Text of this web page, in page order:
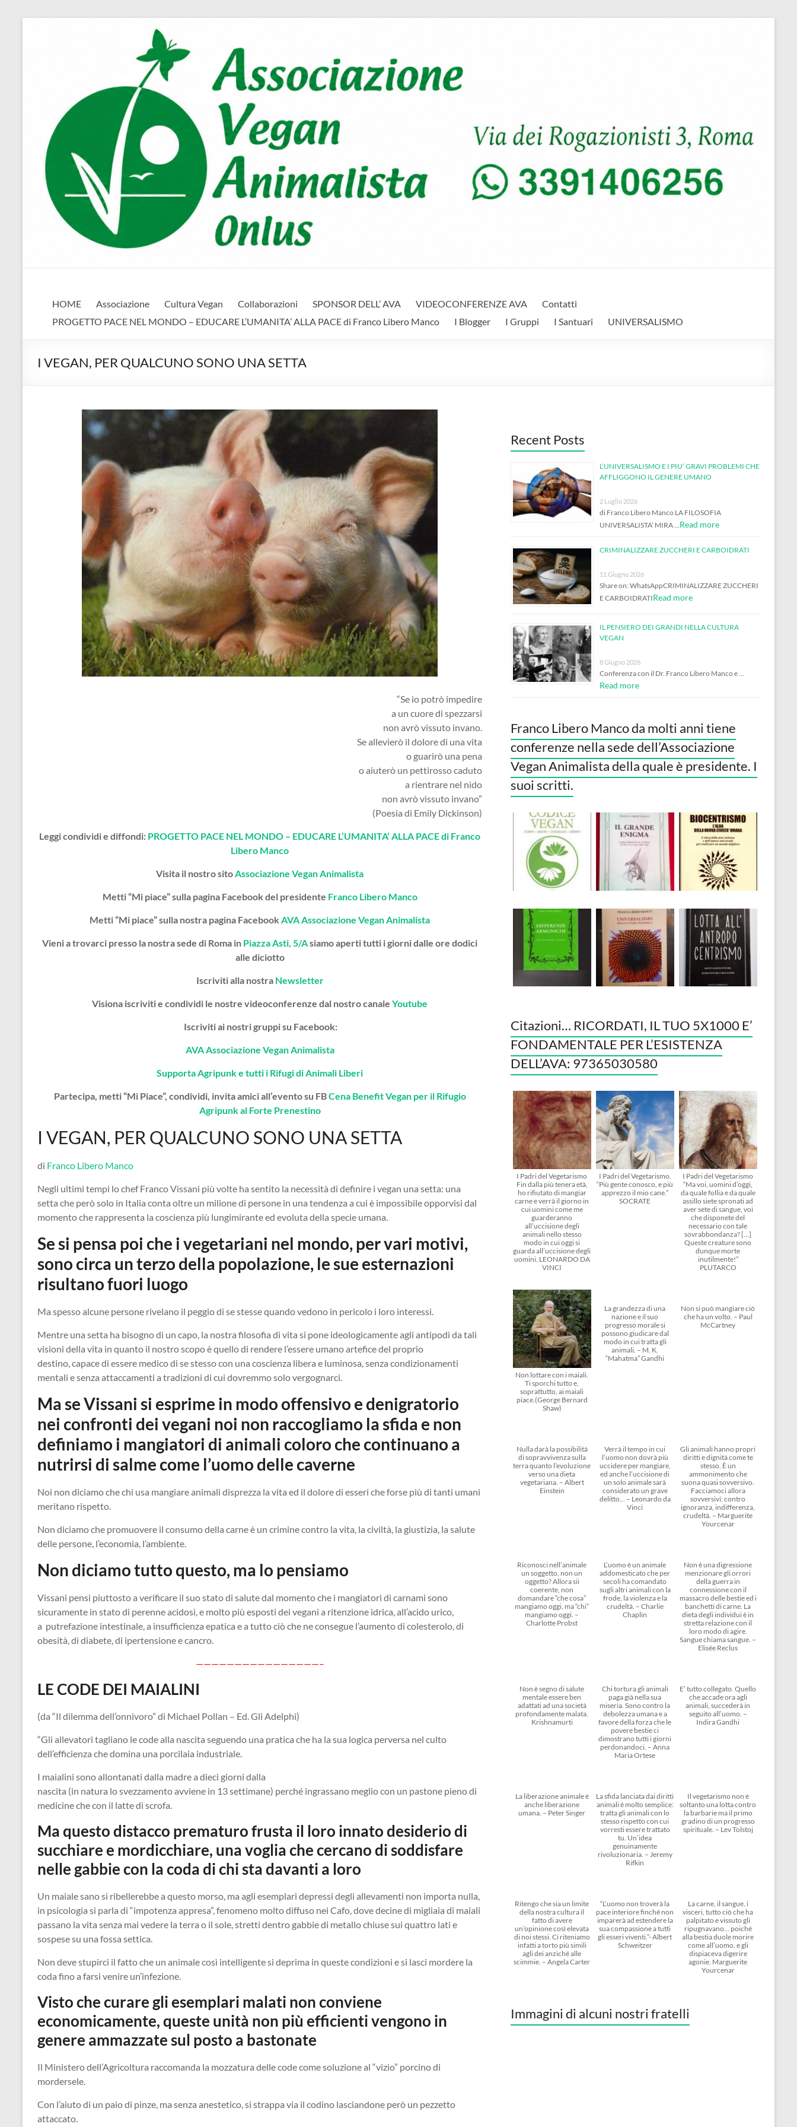
AVA
HOME
Associazione Cultura Vegan Collaborazioni SPONSOR DELL’ AVA VIDEOCONFERENZE AVA
Contatti
PROGETTO PACE NEL MONDO – EDUCARE L’UMANITA’ ALLA PACE di Franco Libero Manco
I Blogger I Gruppi I Santuari UNIVERSALISMO
I VEGAN, PER QUALCUNO SONO UNA SETTA
“Se io potrò impedire
a un cuore di spezzarsi
non avrò vissuto invano.
Se allevierò il dolore di una vita
o guarirò una pena
o aiuterò un pettirosso caduto
a rientrare nel nido
non avrò vissuto invano”
(Poesia di Emily Dickinson)
Leggi condividi e diffondi: PROGETTO PACE NEL MONDO – EDUCARE L’UMANITA’ ALLA PACE di Franco
Libero Manco
Visita il nostro sitoAssociazione Vegan Animalista
Metti “Mi piace” sulla pagina Facebook del presidente Franco Libero Manco
Metti “Mi piace” sulla nostra pagina Facebook AVA Associazione Vegan Animalista
Vieni a trovarci presso la nostra sede di Roma in Piazza Asti, 5/Asiamo aperti tutti i giorni dalle ore dodici
alle diciotto
Iscriviti alla nostraNewsletter
Visiona iscriviti e condividi le nostre videoconferenze dal nostro canale Youtube
Iscriviti ai nostri gruppi su Facebook:
AVA Associazione Vegan Animalista
Supporta Agripunk e tutti i Rifugi di Animali Liberi
Partecipa, metti “Mi Piace”, condividi, invita amici all’evento su FBCena Benefit Vegan per il Rifugio
Agripunk al Forte Prenestino
I VEGAN, PER QUALCUNO SONO UNA SETTA
di Franco Libero Manco
Negli ultimi tempi lo chef Franco Vissani più volte ha sentito la necessità di definire i vegan una setta: una
setta che però solo in Italia conta oltre un milione di persone in una tendenza a cui è impossibile opporvisi dal
momento che rappresenta la coscienza più lungimirante ed evoluta della specie umana.
Se si pensa poi che i vegetariani nel mondo, per vari motivi,
sono circa un terzo della popolazione, le sue esternazioni
risultano fuori luogo
Ma spesso alcune persone rivelano il peggio di se stesse quando vedono in pericolo i loro interessi.
Mentre una setta ha bisogno di un capo, la nostra filosofia di vita si pone ideologicamente agli antipodi da tali
visioni della vita in quanto il nostro scopo è quello di rendere l’essere umano artefice del proprio
destino, capace di essere medico di se stesso con una coscienza libera e luminosa, senza condizionamenti
mentali e senza attaccamenti a tradizioni di cui dovremmo solo vergognarci.
Ma se Vissani si esprime in modo offensivo e denigratorio
nei confronti dei vegani noi non raccogliamo la sfida e non
definiamo i mangiatori di animali coloro che continuano a
nutrirsi di salme come l’uomo delle caverne
Noi non diciamo che chi usa mangiare animali disprezza la vita ed il dolore di esseri che forse più di tanti umani
meritano rispetto.
Non diciamo che promuovere il consumo della carne è un crimine contro la vita, la civiltà, la giustizia, la salute
delle persone, l’economia, l’ambiente.
Non diciamo tutto questo, ma lo pensiamo
Vissani pensi piuttosto a verificare il suo stato di salute dal momento che i mangiatori di carnami sono
sicuramente in stato di perenne acidosi, e molto più esposti dei vegani a ritenzione idrica, all’acido urico,
a putrefazione intestinale, a insufficienza epatica e a tutto ciò che ne consegue l’aumento di colesterolo, di
obesità, di diabete, di ipertensione e cancro.
————————————————–
LE CODE DEI MAIALINI
(da “Il dilemma dell’onnivoro” di Michael Pollan – Ed. Gli Adelphi)
“Gli allevatori tagliano le code alla nascita seguendo una pratica che ha la sua logica perversa nel culto
dell’efficienza che domina una porcilaia industriale.
I maialini sono allontanati dalla madre a dieci giorni dalla
nascita (in natura lo svezzamento avviene in 13 settimane) perché ingrassano meglio con un pastone pieno di
medicine che con il latte di scrofa.
Ma questo distacco prematuro frusta il loro innato desiderio di
succhiare e mordicchiare, una voglia che cercano di soddisfare
nelle gabbie con la coda di chi sta davanti a loro
Un maiale sano si ribellerebbe a questo morso, ma agli esemplari depressi degli allevamenti non importa nulla,
in psicologia si parla di “impotenza appresa”, fenomeno molto diffuso nei Cafo, dove decine di migliaia di maiali
passano la vita senza mai vedere la terra o il sole, stretti dentro gabbie di metallo chiuse sui quattro lati e
sospese su una fossa settica.
Non deve stupirci il fatto che un animale così intelligente si deprima in queste condizioni e si lasci mordere la
coda fino a farsi venire un’infezione.
Visto che curare gli esemplari malati non conviene
economicamente, queste unità non più efficienti vengono in
genere ammazzate sul posto a bastonate
Il Ministero dell’Agricoltura raccomanda la mozzatura delle code come soluzione al “vizio” porcino di
mordersele.
Con l’aiuto di un paio di pinze, ma senza anestetico, si strappa via il codino lasciandone però un pezzetto
attaccato.
Recent Posts
L’UNIVERSALISMO E I PIU’ GRAVI PROBLEMI CHE
AFFLIGGONO IL GENERE UMANO
2 Luglio 2026
di Franco Libero Manco LA FILOSOFIA
UNIVERSALISTA’ MIRA … Read more
CRIMINALIZZARE ZUCCHERI E CARBOIDRATI
11 Giugno 2026
Share on: WhatsAppCRIMINALIZZARE ZUCCHERI
E CARBOIDRATIRead more
IL PENSIERO DEI GRANDI NELLA CULTURA
VEGAN
8 Giugno 2026
Conferenza con il Dr. Franco Libero Manco e …
Read more
Franco Libero Manco da molti anni tiene
conferenze nella sede dell’Associazione
Vegan Animalista della quale è presidente. I
suoi scritti.
Citazioni… RICORDATI, IL TUO 5X1000 E’
FONDAMENTALE PER L’ESISTENZA
DELL’AVA: 97365030580
I Padri del Vegetarismo
Fin dalla più tenera età,
ho rifiutato di mangiar
carne e verrà il giorno in
cui uomini come me
guarderanno
all’uccisione degli
animali nello stesso
modo in cui oggi si
guarda all’uccisione degli
uomini. LEONARDO DA
VINCI
I Padri del Vegetarismo.
“Più gente conosco, e più
apprezzo il mio cane.”
SOCRATE
I Padri del Vegetarismo
“Ma voi, uomini d’oggi,
da quale follia e da quale
assillo siete spronati ad
aver sete di sangue, voi
che disponete del
necessario con tale
sovrabbondanza? […]
Queste creature sono
dunque morte
inutilmente!”
PLUTARCO
Non lottare con i maiali.
Ti sporchi tutto e,
soprattutto, ai maiali
piace.(George Bernard
Shaw)
La grandezza di una
nazione e il suo
progresso morale si
possono giudicare dal
modo in cui tratta gli
animali. – M. K.
“Mahatma” Gandhi
Non si può mangiare ciò
che ha un volto. – Paul
McCartney
Nulla darà la possibilità
di sopravvivenza sulla
terra quanto l’evoluzione
verso una dieta
vegetariana. – Albert
Einstein
Verrà il tempo in cui
l’uomo non dovrà più
uccidere per mangiare,
ed anche l’uccisione di
un solo animale sarà
considerato un grave
delitto… – Leonardo da
Vinci
Gli animali hanno propri
diritti e dignità come te
stesso. È un
ammonimento che
suona quasi sovversivo.
Facciamoci allora
sovversivi: contro
ignoranza, indifferenza,
crudeltà. – Marguerite
Yourcenar
Riconosci nell’animale
un soggetto, non un
oggetto? Allora sii
coerente, non
domandare “che cosa”
mangiamo oggi, ma “chi”
mangiamo oggi. –
Charlotte Probst
L’uomo è un animale
addomesticato che per
secoli ha comandato
sugli altri animali con la
frode, la violenza e la
crudeltà. – Charlie
Chaplin
Non è una digressione
menzionare gli orrori
della guerra in
connessione con il
massacro delle bestie ed i
banchetti di carne. La
dieta degli individui è in
stretta relazione con il
loro modo di agire.
Sangue chiama sangue. –
Elisée Reclus
Non è segno di salute
mentale essere ben
adattati ad una società
profondamente malata.
Krishnamurti
Chi tortura gli animali
paga già nella sua
miseria. Sono contro la
debolezza umana e a
favore della forza che le
povere bestie ci
dimostrano tutti i giorni
perdonandoci. – Anna
Maria Ortese
E’ tutto collegato. Quello
che accade ora agli
animali, succederà in
seguito all’uomo. –
Indira Gandhi
La liberazione animale è
anche liberazione
umana. – Peter Singer
La sfida lanciata dai diritti
animali è molto semplice:
tratta gli animali con lo
stesso rispetto con cui
vorresti essere trattato
tu. Un’idea
genuinamente
rivoluzionaria. – Jeremy
Rifkin
Il vegetarismo non è
soltanto una lotta contro
la barbarie ma il primo
gradino di un progresso
spirituale. – Lev Tolstoj
Ritengo che sia un limite
della nostra cultura il
fatto di avere
un’opinione così elevata
di noi stessi. Ci riteniamo
infatti a torto più simili
agli dei anziché alle
scimmie. – Angela Carter
“L’uomo non troverà la
pace interiore finché non
imparerà ad estendere la
sua compassione a tutti
gli esseri viventi.”- Albert
Schweitzer
La carne, il sangue, i
visceri, tutto ciò che ha
palpitato e vissuto gli
ripugnavano… poiché
alla bestia duole morire
come all’uomo, e gli
dispiaceva digerire
agonie. Marguerite
Yourcenar
Immagini di alcuni nostri fratelli